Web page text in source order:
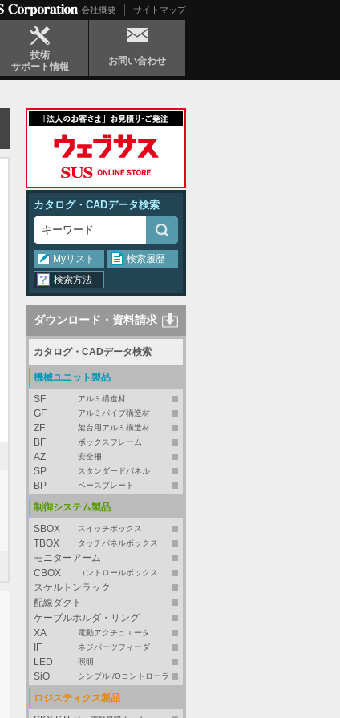
会社概要 サイトマップ
技術
サポート情報
お問い合わせ
カタログ・CADデータ検索
Myリスト
検索履歴
検索方法
ダウンロード・資料請求
カタログ・CADデータ検索
機械ユニット製品
SF
アルミ構造材
GF アルミパイプ構造材
ZF 架台用アルミ構造材
BF ボックスフレーム
AZ 安全柵
SP スタンダードパネル
BP ベースプレート
制御システム製品
SBOX
スイッチボックス
TBOX タッチパネルボックス
モニターアーム
CBOX
コントロールボックス
スケルトンラック
配線ダクト
ケーブルホルダ・リング
XA
電動アクチュエータ
IF ネジパーツフィーダ
LED 照明
SiO シンプルI/Oコントローラ
ロジスティクス製品